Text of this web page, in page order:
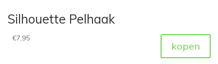
Silhouette Pelhaak
€7,95
kopen